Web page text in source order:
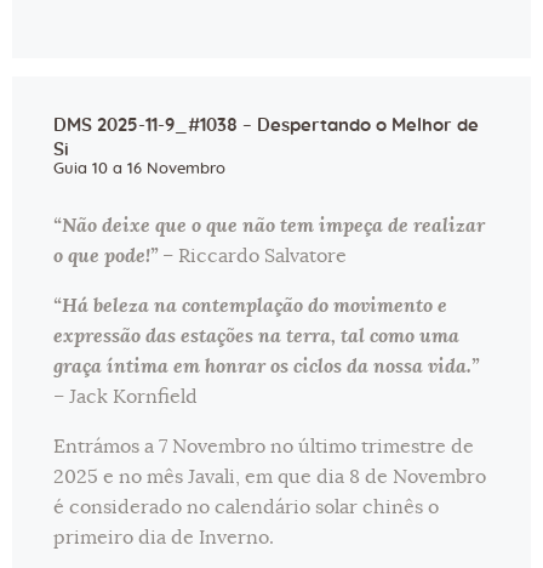
DMS 2025-11-9_#1038 – Despertando o Melhor de
Si
Guia 10 a 16 Novembro
“Não deixe que o que não tem impeça de realizar
o que pode!”– Riccardo Salvatore
“Há beleza na contemplação do movimento e
expressão das estações na terra, tal como uma
graça íntima em honrar os ciclos da nossa vida.”
– Jack Kornfield
Entrámos a 7 Novembro no último trimestre de
2025 e no mês Javali, em que dia 8 de Novembro
é considerado no calendário solar chinês o
primeiro dia de Inverno.